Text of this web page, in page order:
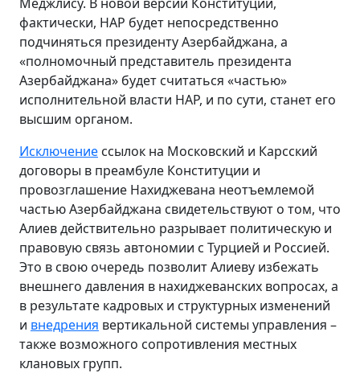
фактически, НАР будет непосредственно
подчиняться президенту Азербайджана, а
«полномочный представитель президента
Азербайджана» будет считаться «частью»
исполнительной власти НАР, и по сути, станет его
высшим органом.
Исключение ссылок на Московский и Карсский
договоры в преамбуле Конституции и
провозглашение Нахиджевана неотъемлемой
частью Азербайджана свидетельствуют о том, что
Алиев действительно разрывает политическую и
правовую связь автономии с Турцией и Россией.
Это в свою очередь позволит Алиеву избежать
внешнего давления в нахиджеванских вопросах, а
в результате кадровых и структурных изменений
и внедрения вертикальной системы управления –
также возможного сопротивления местных
клановых групп.